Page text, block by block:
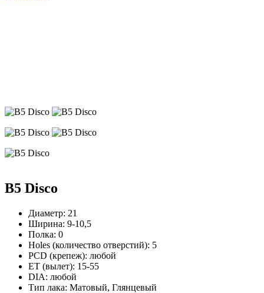
B5 Disco
Диаметр: 21
Ширина: 9-10,5
Полка: 0
Holes (количество отверстий): 5
PCD (крепеж): любой
ЕТ (вылет): 15-55
DIA: любой
Тип лака: Матовый, Глянцевый